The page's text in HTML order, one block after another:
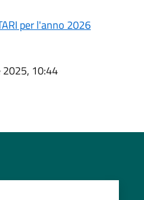
per l'anno 2026
2025, 10:44